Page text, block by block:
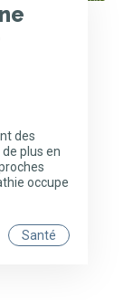
des
plus en
occupe
Santé